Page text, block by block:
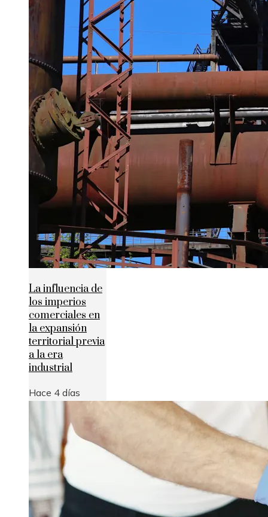
La influencia de
los imperios
comerciales en
la expansión
territorial previa
a la era
industrial
Hace 4 días